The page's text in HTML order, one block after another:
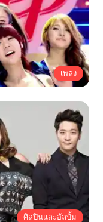
เพลง
ศิลปินและอัลบั้ม